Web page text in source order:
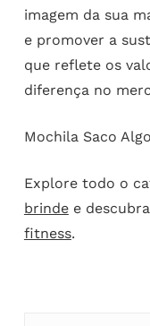
imagem da sua
e promover a
que reflete os
diferença no
Mochila Saco
Explore todo o
brindee
fitness.